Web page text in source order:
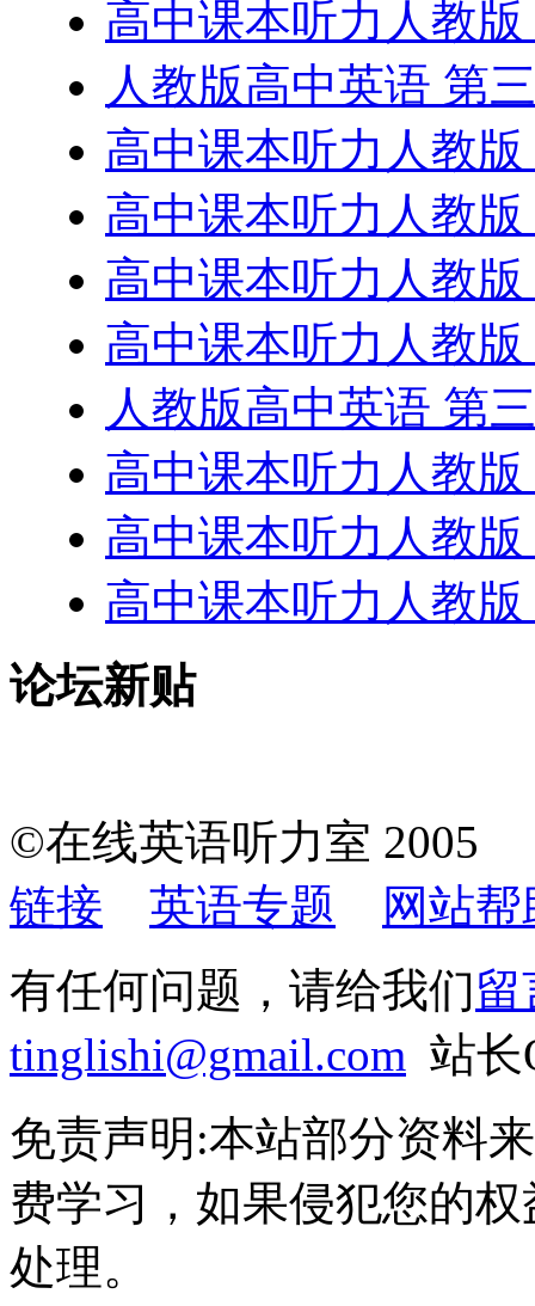
高中课本听力人教
人教版高中英语 第
高中课本听力人教
高中课本听力人教
高中课本听力人教
高中课本听力人教
人教版高中英语 第
高中课本听力人教
高中课本听力人教
高中课本听力人教
论坛新贴
©在线英语听力室
链接
英语专题
网站帮
有任何问题，请给我们留
tinglishi@gmail.com 站长
免责声明:本站部分资料
费学习，如果侵犯您的
处理。